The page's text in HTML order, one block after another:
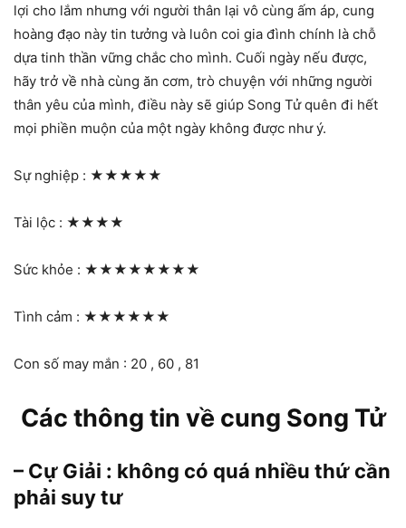
lợi cho lắm nhưng với người thân lại vô cùng ấm áp, cung
hoàng đạo này tin tưởng và luôn coi gia đình chính là chỗ
dựa tinh thần vững chắc cho mình. Cuối ngày nếu được,
hãy trở về nhà cùng ăn cơm, trò chuyện với những người
thân yêu của mình, điều này sẽ giúp Song Tử quên đi hết
mọi phiền muộn của một ngày không được như ý.
Sự nghiệp : ★★★★★
Tài lộc : ★★★★
Sức khỏe : ★★★★★★★★
Tình cảm : ★★★★★★
Con số may mắn : 20 , 60 , 81
Các thông tin về cung Song Tử
– Cự Giải : không có quá nhiều thứ cần
phải suy tư